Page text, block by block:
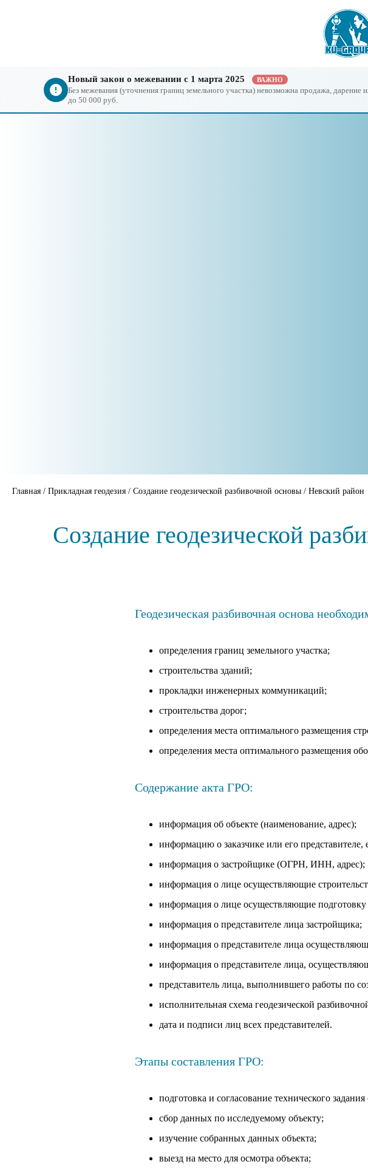
Новый закон о межевании с 1 марта 2025 ВАЖНО
Без межевания (уточнения границ земельного участка) невозможна продажа, дарение
до 50 000 руб.
Главная / Прикладная геодезия / Создание геодезической разбивочной основы / Невский район
Создание геодезической
Геодезическая разбивочная основа
определения границ земельного участка;
строительства зданий;
прокладки инженерных коммуникаций;
строительства дорог;
определения места оптимального размещения
определения места оптимального размещения
Содержание акта ГРО:
информация об объекте (наименование, адрес);
информацию о заказчике или его
информация о застройщике (ОГРН, ИНН, адрес);
информация о лице осуществляющие
информация о лице осуществляющие
информация о представителе лица застройщика;
информация о представителе лица
информация о представителе лица,
представитель лица, выполнившего работы по
исполнительная схема геодезической
дата и подписи лиц всех представителей.
Этапы составления ГРО:
подготовка и согласование технического задания
сбор данных по исследуемому объекту;
изучение собранных данных объекта;
выезд на место для осмотра объекта;